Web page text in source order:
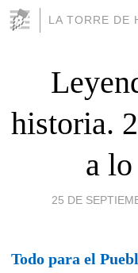
LA TORRE DE
historia.
a
25 DE
Todo para el